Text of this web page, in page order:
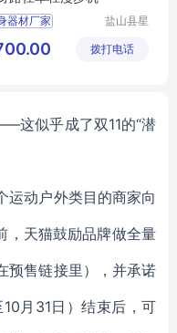
器材厂家
器材价格
盐山县星
施厂
拨打电话
这似乎成了双11的“潜
运动户外类目的商家向
，天猫鼓励品牌做全量
预售链接里），并承诺
月31日）结束后，可